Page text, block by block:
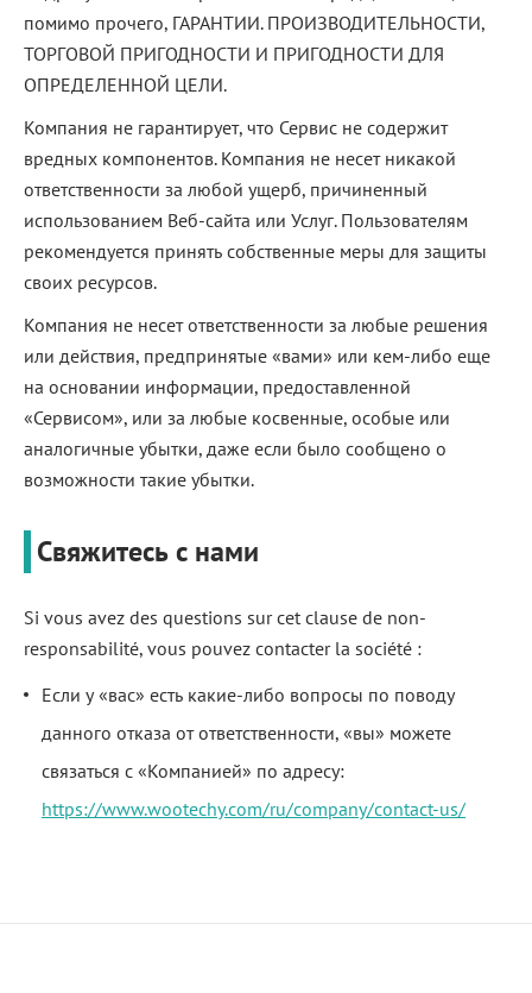
помимо прочего, ГАРАНТИИ. ПРОИЗВОДИТЕЛЬНОСТИ,
ТОРГОВОЙ ПРИГОДНОСТИ И ПРИГОДНОСТИ ДЛЯ
ОПРЕДЕЛЕННОЙ ЦЕЛИ.
Компания не гарантирует, что Сервис не содержит
вредных компонентов. Компания не несет никакой
ответственности за любой ущерб, причиненный
использованием Веб-сайта или Услуг. Пользователям
рекомендуется принять собственные меры для защиты
своих ресурсов.
Компания не несет ответственности за любые решения
или действия, предпринятые «вами» или кем-либо еще
на основании информации, предоставленной
«Сервисом», или за любые косвенные, особые или
аналогичные убытки, даже если было сообщено о
возможности такие убытки.
Свяжитесь с нами
Si vous avez des questions sur cet clause de non-
responsabilité, vous pouvez contacter la société :
Если у «вас» есть какие-либо вопросы по поводу
данного отказа от ответственности, «вы» можете
связаться с «Компанией» по адресу:
https://www.wootechy.com/ru/company/contact-us/